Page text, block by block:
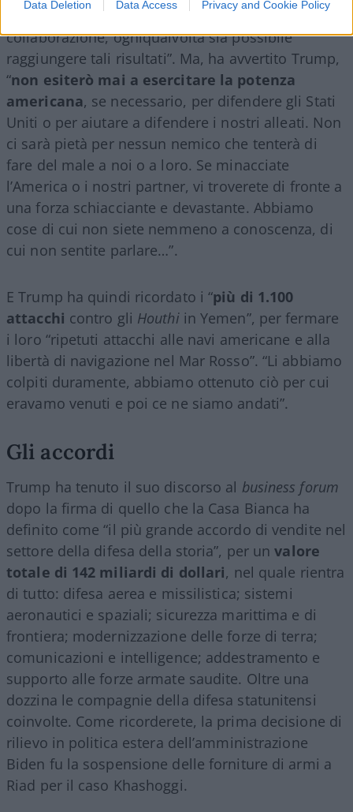
Data Deletion Data Access Privacy and Cookie Policy
“La mia preferenza andrà sempre alla pace e alla
collaborazione, ogniqualvolta sia possibile
raggiungere tali risultati”. Ma, ha avvertito Trump,
“non esiterò mai a esercitare la potenza
americana, se necessario, per difendere gli Stati
Uniti o per aiutare a difendere i nostri alleati. Non
ci sarà pietà per nessun nemico che tenterà di
fare del male a noi o a loro. Se minacciate
l’America o i nostri partner, vi troverete di fronte a
una forza schiacciante e devastante. Abbiamo
cose di cui non siete nemmeno a conoscenza, di
cui non sentite parlare…”.
E Trump ha quindi ricordato i “più di 1.100
attacchi contro gli Houthiin Yemen”, per fermare
i loro “ripetuti attacchi alle navi americane e alla
libertà di navigazione nel Mar Rosso”. “Li abbiamo
colpiti duramente, abbiamo ottenuto ciò per cui
eravamo venuti e poi ce ne siamo andati”.
Gli accordi
Trump ha tenuto il suo discorso al business forum
dopo la firma di quello che la Casa Bianca ha
definito come “il più grande accordo di vendite nel
settore della difesa della storia”, per unvalore
totale di 142 miliardi di dollari, nel quale rientra
di tutto: difesa aerea e missilistica; sistemi
aeronautici e spaziali; sicurezza marittima e di
frontiera; modernizzazione delle forze di terra;
comunicazioni e intelligence; addestramento e
supporto alle forze armate saudite. Oltre una
dozzina le compagnie della difesa statunitensi
coinvolte. Come ricorderete, la prima decisione di
rilievo in politica estera dell’amministrazione
Biden fu la sospensione delle forniture di armi a
Riad per il caso Khashoggi.